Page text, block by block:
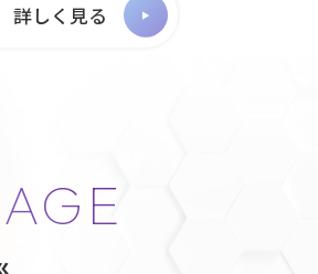
詳しく見る